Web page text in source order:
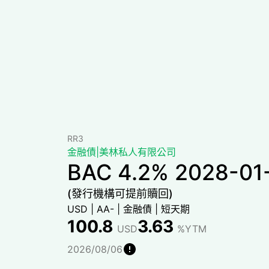
RR3
金融債 美林私人有限公司
BAC 4.2% 2028-
(發行機構可提前贖回)
USD AA- 金融債 短天期
100.8 USD
2026/08/06
3.63 %YTM